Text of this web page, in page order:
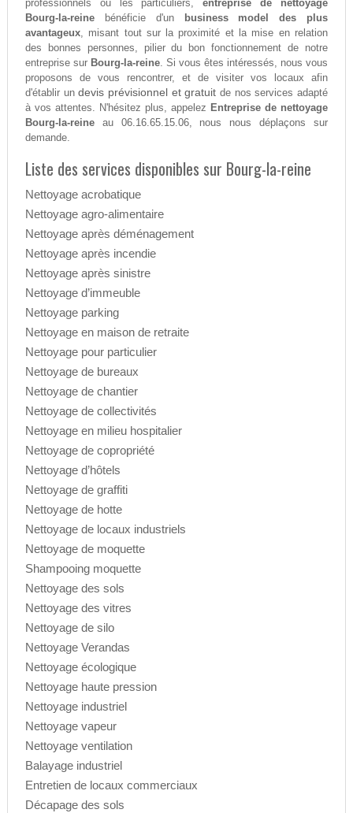
professionnels ou les particuliers,entreprise de nettoyage
Bourg-la-reinebénéficie d'un
business model des plus
avantageux, misant tout sur la proximité et la mise en relation
des bonnes personnes, pilier du bon fonctionnement de notre
entreprise sur Bourg-la-reine. Si vous êtes intéressés, nous vous
proposons de vous rencontrer, et de visiter vos locaux afin
d'établir undevis prévisionnel et gratuit de nos services adapté
à vos attentes. N'hésitez plus, appelez Entreprise de nettoyage
Bourg-la-reineau 06.16.65.15.06, nous nous déplaçons sur
demande.
Liste des services disponibles sur Bourg-la-reine
Nettoyage acrobatique
Nettoyage agro-alimentaire
Nettoyage après déménagement
Nettoyage après incendie
Nettoyage après sinistre
Nettoyage d’immeuble
Nettoyage parking
Nettoyage en maison de retraite
Nettoyage pour particulier
Nettoyage de bureaux
Nettoyage de chantier
Nettoyage de collectivités
Nettoyage en milieu hospitalier
Nettoyage de copropriété
Nettoyage d’hôtels
Nettoyage de graffiti
Nettoyage de hotte
Nettoyage de locaux industriels
Nettoyage de moquette
Shampooing moquette
Nettoyage des sols
Nettoyage des vitres
Nettoyage de silo
Nettoyage Verandas
Nettoyage écologique
Nettoyage haute pression
Nettoyage industriel
Nettoyage vapeur
Nettoyage ventilation
Balayage industriel
Entretien de locaux commerciaux
Décapage des sols